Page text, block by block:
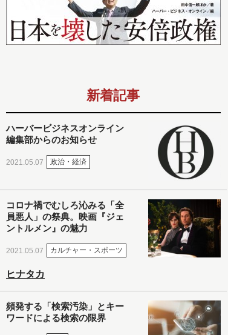
新着記事
ハーバービジネスオンライン
編集部からのお知らせ
2021.05.07 政治・経済
コロナ禍でむしろ沁みる「全
員悪人」の祭典。映画『ジェ
ントルメン』の魅力
2021.05.07 カルチャー・スポーツ
ヒナタカ
頻発する「検索汚染」とキー
ワードによる検索の限界